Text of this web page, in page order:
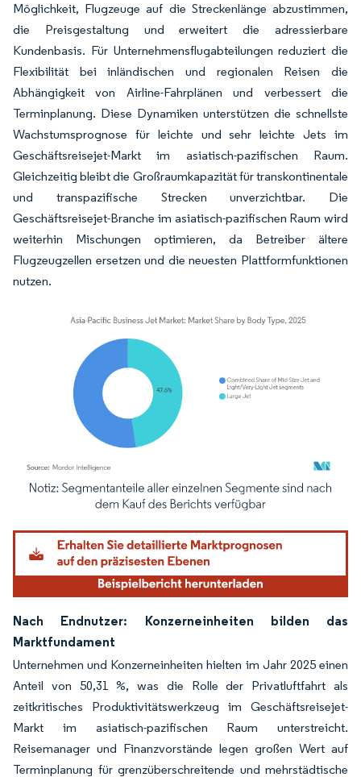
Möglichkeit, Flugzeuge auf die Streckenlänge abzustimmen,
die Preisgestaltung und erweitert die adressierbare
Kundenbasis. Für Unternehmensflugabteilungen reduziert die
Flexibilität bei inländischen und regionalen Reisen die
Abhängigkeit von Airline-Fahrplänen und verbessert die
Terminplanung. Diese Dynamiken unterstützen die schnellste
Wachstumsprognose für leichte und sehr leichte Jets im
Geschäftsreisejet-Markt im asiatisch-pazifischen Raum.
Gleichzeitig bleibt die Großraumkapazität für transkontinentale
und transpazifische Strecken unverzichtbar. Die
Geschäftsreisejet-Branche im asiatisch-pazifischen Raum wird
weiterhin Mischungen optimieren, da Betreiber ältere
Flugzeugzellen ersetzen und die neuesten Plattformfunktionen
nutzen.
Bild © Mordor Intelligence. Wiederverwendung erfordert Namensnennung
Nach Endnutzer: Konzerneinheiten bilden das
Marktfundament
Unternehmen und Konzerneinheiten hielten im Jahr 2025 einen
Anteil von 50,31 %, was die Rolle der Privatluftfahrt als
zeitkritisches Produktivitätswerkzeug im Geschäftsreisejet-
Markt im asiatisch-pazifischen Raum unterstreicht.
Reisemanager und Finanzvorstände legen großen Wert auf
Terminplanung für grenzüberschreitende und mehrstädtische